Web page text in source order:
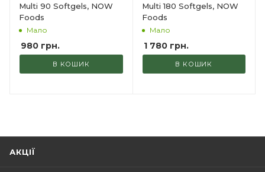
Multi 90 Softgels, NOW
Foods
Мало
980 грн.
В КОШИК
Multi 180 Softgels, NOW
Foods
Мало
1 780грн.
В КОШИК
АКЦІЇ